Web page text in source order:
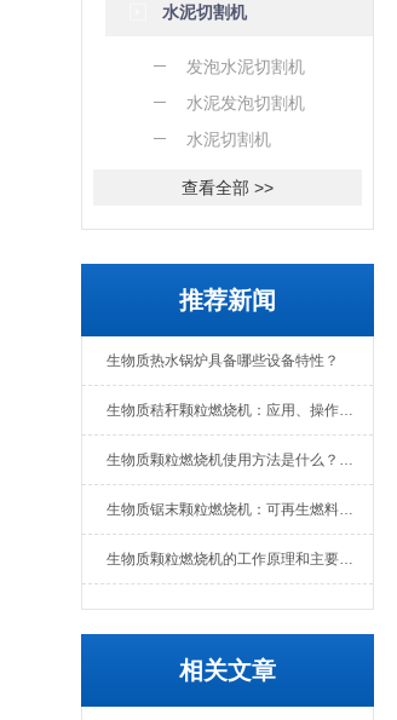
水泥切割机
发泡水泥切割机
水泥发泡切割机
水泥切割机
查看全部 >>
推荐新闻
生物质热水锅炉具备哪些设备特性？
生物质秸秆颗粒燃烧机：应用、操作与日常维护全解析
生物质颗粒燃烧机使用方法是什么？维护要点有哪些
生物质锯末颗粒燃烧机：可再生燃料的热能转换设备
生物质颗粒燃烧机的工作原理和主要组成部分
相关文章